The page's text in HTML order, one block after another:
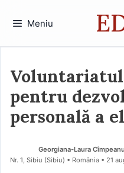
Meniu
pentru
personală a
Georgiana-Laura Cîmpeanu
Nr. 1, Sibiu (Sibiu) • România
21